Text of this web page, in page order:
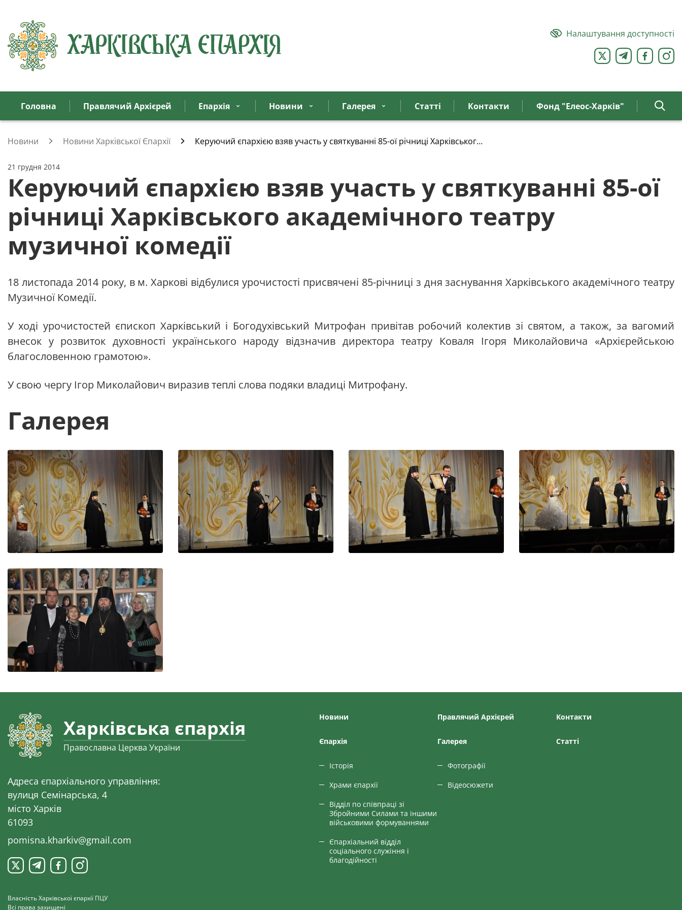
Налаштування доступності
Головна Правлячий Архієрей Eпархiя Новини Галерея Статтi Контакти Фонд "Елеос-Харків"
Новини Новини Харківської Єпархії Керуючий єпархією взяв участь у святкуванні 85-ої річниці Харківського академічного театру музичної комедії
21 грудня 2014
Керуючий єпархією взяв участь у святкуванні 85-ої
річниці Харківського академічного театру
музичної комедії
18 листопада 2014 року, в м. Харкові відбулися урочистості присвячені 85-річниці з дня заснування Харківського академічного театру
Музичної Комедії.
У ході урочистостей єпископ Харківський і Богодухівський Митрофан привітав робочий колектив зі святом, а також, за вагомий
внесок у розвиток духовності українського народу відзначив директора театру Коваля Ігоря Миколайовича «Архієрейською
благословенною грамотою».
У свою чергу Ігор Миколайович виразив теплі слова подяки владиці Митрофану.
Галерея
Харківська єпархія
Православна Церква України
Адреса єпархіального управління:
вулиця Семінарська, 4
місто Харків
61093
pomisna.kharkiv@gmail.com
Новини
Єпархiя
Історія
Храми єпархії
Відділ по співпраці зі
Збройними Силами та іншими
військовими формуваннями
Єпархіальний відділ
соціального служіння і
благодійності
Правлячий Архієрей
Галерея
Фотографії
Відеосюжети
Контакти
Статтi
Власність Харківської єпархії ПЦУ
Всі права захищені